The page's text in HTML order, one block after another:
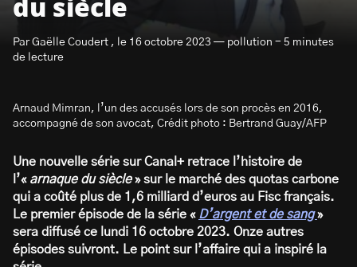
du siècle
Par Gaëlle Coudert , le 16 octobre 2023 — pollution - 5 minutes
de lecture
Arnaud Mimran, l’un des accusés lors de son procès en 2016,
accompagné de son avocat, Crédit photo : Bertrand Guay/AFP
Une nouvelle série sur Canal+ retrace l’histoire de
l’« arnaque du siècle» sur le marché des quotas carbone
qui a coûté plus de 1,6 milliard d’euros au Fisc français.
Le premier épisode de la série « D’argent et de sang»
sera diffusé ce lundi 16 octobre 2023. Onze autres
épisodes suivront. Le point sur l’affaire qui a inspiré la
S’abonner à la newsletter